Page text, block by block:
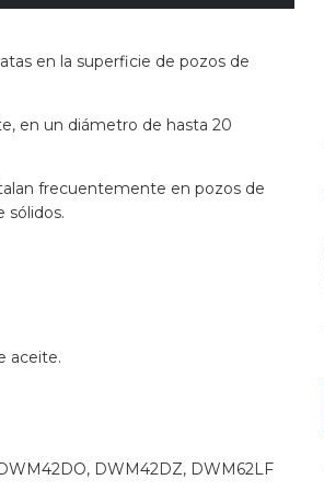
en la superficie de pozos de
en un diámetro de hasta 20
frecuentemente en pozos de
sólidos.
aceite.
DWM42DZ, DWM62LF